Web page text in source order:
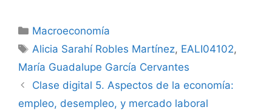
Categorías
Macroeconomía
Etiquetas
Alicia Sarahí Robles Martínez, EALI04102,
María Guadalupe García Cervantes
Clase digital 5. Aspectos de la economía:
empleo, desempleo, y mercado laboral